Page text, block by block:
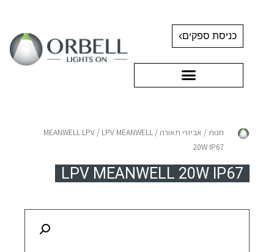
כניסת ספקים
חנות / אביזרי תאורה /
MEANWELL LPV / LPV MEANWELL
20W IP67
LPV MEANWELL 20W IP67